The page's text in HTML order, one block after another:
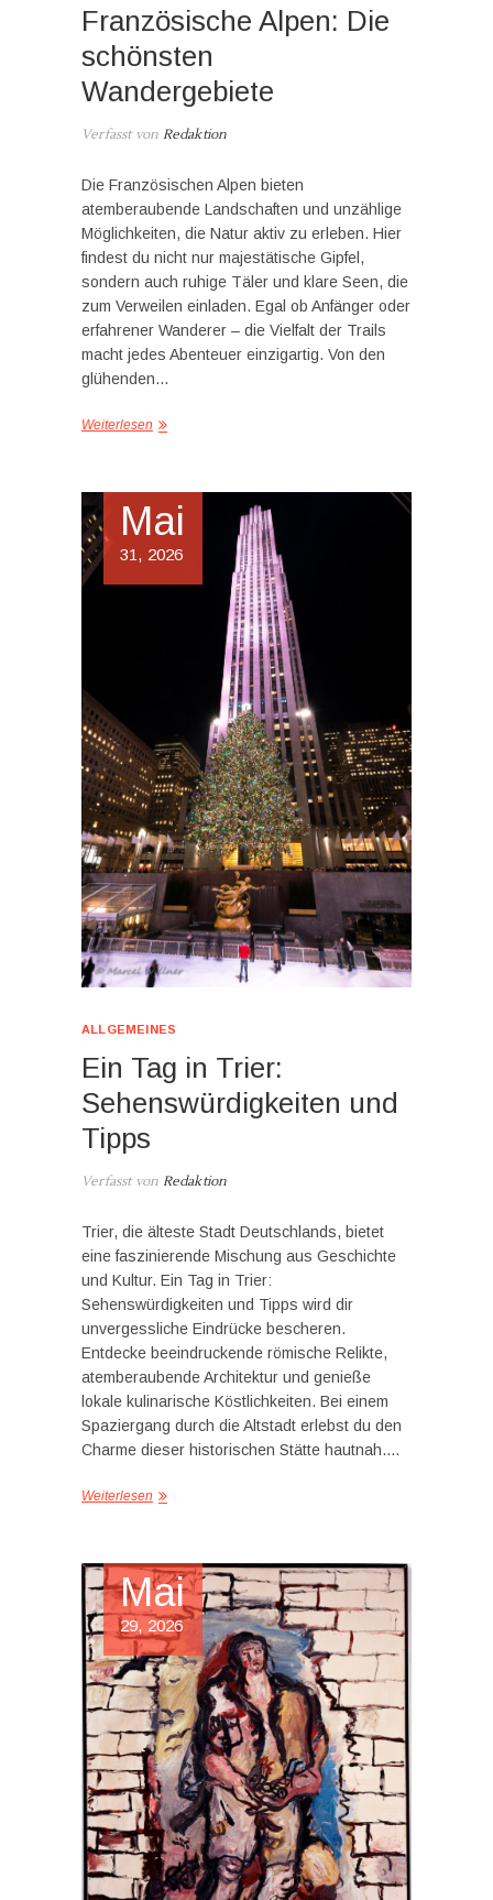
Französische Alpen: Die
schönsten
Wandergebiete
Verfasst von Redaktion
Die Französischen Alpen bieten
atemberaubende Landschaften und unzählige
Möglichkeiten, die Natur aktiv zu erleben. Hier
findest du nicht nur majestätische Gipfel,
sondern auch ruhige Täler und klare Seen, die
zum Verweilen einladen. Egal ob Anfänger oder
erfahrener Wanderer – die Vielfalt der Trails
macht jedes Abenteuer einzigartig. Von den
glühenden…
Weiterlesen
Mai
31, 2026
ALLGEMEINES
Ein Tag in Trier:
Sehenswürdigkeiten und
Tipps
Verfasst von Redaktion
Trier, die älteste Stadt Deutschlands, bietet
eine faszinierende Mischung aus Geschichte
und Kultur. Ein Tag in Trier:
Sehenswürdigkeiten und Tipps wird dir
unvergessliche Eindrücke bescheren.
Entdecke beeindruckende römische Relikte,
atemberaubende Architektur und genieße
lokale kulinarische Köstlichkeiten. Bei einem
Spaziergang durch die Altstadt erlebst du den
Charme dieser historischen Stätte hautnah.…
Weiterlesen
Mai
29, 2026